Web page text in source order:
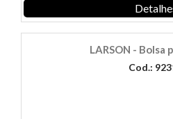
LARSON - Bolsa
Cod.: